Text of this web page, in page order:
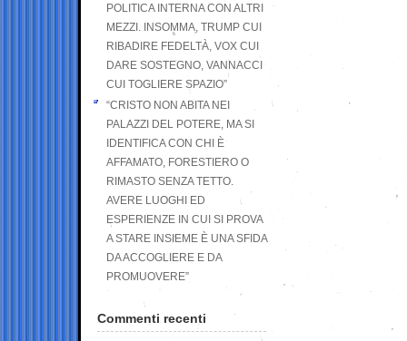
POLITICA INTERNA CON ALTRI
MEZZI. INSOMMA, TRUMP CUI
RIBADIRE FEDELTÀ, VOX CUI
DARE SOSTEGNO, VANNACCI
CUI TOGLIERE SPAZIO”
“CRISTO NON ABITA NEI
PALAZZI DEL POTERE, MA SI
IDENTIFICA CON CHI È
AFFAMATO, FORESTIERO O
RIMASTO SENZA TETTO.
AVERE LUOGHI ED
ESPERIENZE IN CUI SI PROVA
A STARE INSIEME È UNA SFIDA
DA ACCOGLIERE E DA
PROMUOVERE”
Commenti recenti